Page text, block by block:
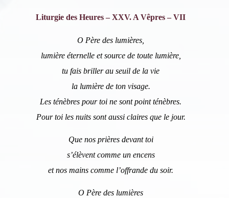
Liturgie des Heures – XXV. A Vêpres – VII
O Père des lumières,
lumière éternelle et source de toute lumière,
tu fais briller au seuil de la vie
la lumière de ton visage.
Les ténèbres pour toi ne sont point ténèbres.
Pour toi les nuits sont aussi claires que le jour.
Que nos prières devant toi
s’élèvent comme un encens
et nos mains comme l’offrande du soir.
O Père des lumières